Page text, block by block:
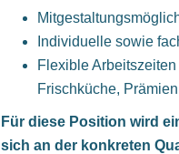
Individuelle sowie
Flexible
Frischküche,
Für diese Position wird
sich an der konkreten